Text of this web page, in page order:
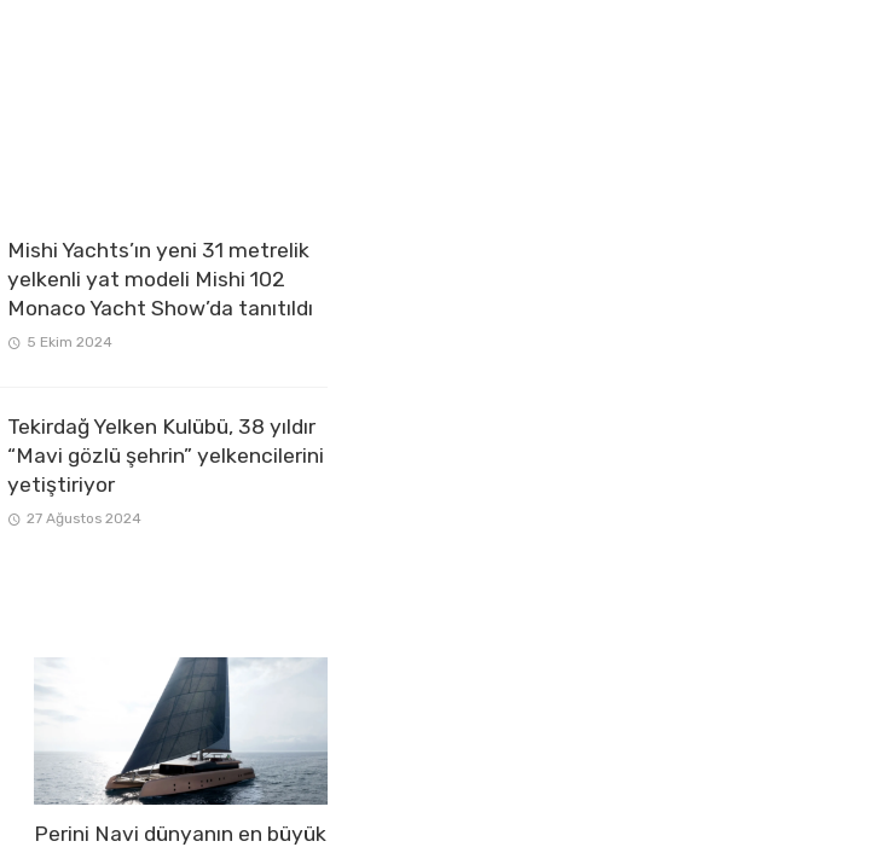
Mishi Yachts’ın yeni 31 metrelik
yelkenli yat modeli Mishi 102
Monaco Yacht Show’da tanıtıldı
5 Ekim 2024
Tekirdağ Yelken Kulübü, 38 yıldır
“Mavi gözlü şehrin” yelkencilerini
yetiştiriyor
27 Ağustos 2024
Perini Navi dünyanın en büyük